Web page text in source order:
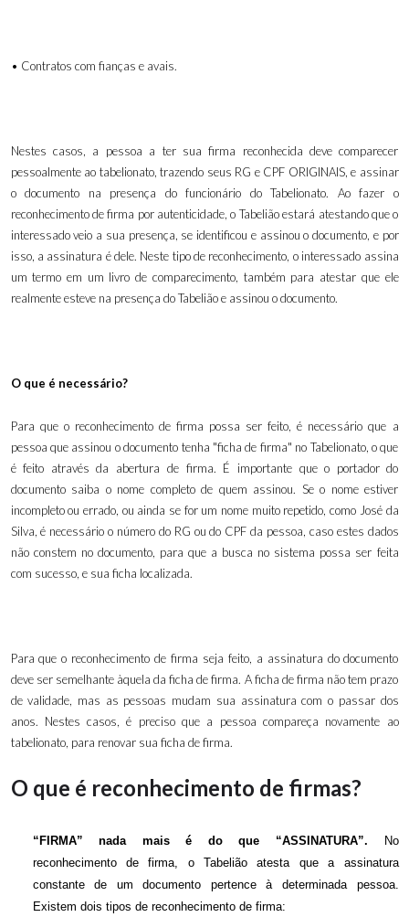
• Contratos com fianças e avais.
Nestes casos, a pessoa a ter sua firma reconhecida deve comparecer
pessoalmente ao tabelionato, trazendo seus RG e CPF ORIGINAIS, e assinar
o documento na presença do funcionário do Tabelionato. Ao fazer o
reconhecimento de firma por autenticidade, o Tabelião estará atestando que o
interessado veio a sua presença, se identificou e assinou o documento, e por
isso, a assinatura é dele. Neste tipo de reconhecimento, o interessado assina
um termo em um livro de comparecimento, também para atestar que ele
realmente esteve na presença do Tabelião e assinou o documento.
O que é necessário?
Para que o reconhecimento de firma possa ser feito, é necessário que a
pessoa que assinou o documento tenha "ficha de firma" no Tabelionato, o que
é feito através da abertura de firma. É importante que o portador do
documento saiba o nome completo de quem assinou. Se o nome estiver
incompleto ou errado, ou ainda se for um nome muito repetido, como José da
Silva, é necessário o número do RG ou do CPF da pessoa, caso estes dados
não constem no documento, para que a busca no sistema possa ser feita
com sucesso, e sua ficha localizada.
Para que o reconhecimento de firma seja feito, a assinatura do documento
deve ser semelhante àquela da ficha de firma. A ficha de firma não tem prazo
de validade, mas as pessoas mudam sua assinatura com o passar dos
anos. Nestes casos, é preciso que a pessoa compareça novamente ao
tabelionato, para renovar sua ficha de firma.
O que é reconhecimento de firmas?
“FIRMA” nada mais é do que “ASSINATURA”. No
reconhecimento de firma, o Tabelião atesta que a assinatura
constante de um documento pertence à determinada pessoa.
Existem dois tipos de reconhecimento de firma: